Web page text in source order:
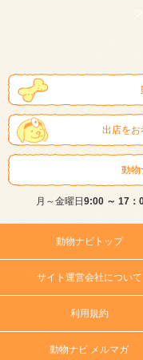
出店をお
動物
月～金曜日 9:00 ～ 17：
動物ナビトップ
サイト運営会社について
利用規約
動物ナビ メルマガ